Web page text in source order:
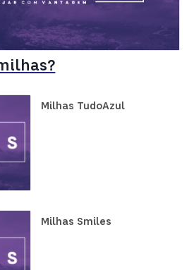
Milhas TudoAzul
Milhas Smiles